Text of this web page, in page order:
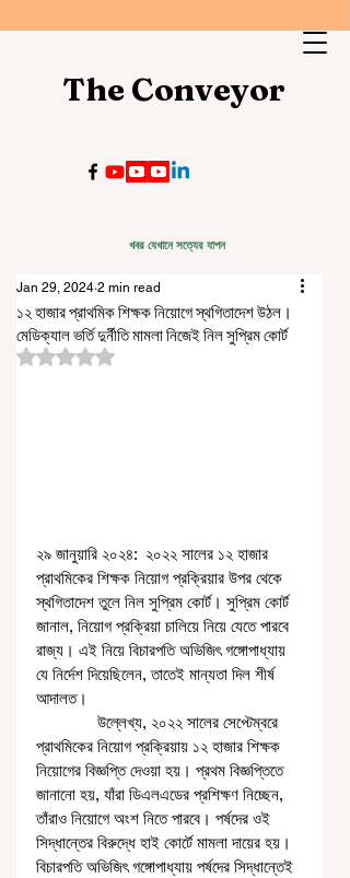
The Conveyor
খবর যেখানে সত্যের যাপন
১২ হাজার প্রাথমিক শিক্ষক নিয়োগে স্থগিতাদেশ উঠল।
মেডিক্যাল ভর্তি দুর্নীতি মামলা নিজেই নিল সুপ্রিম কোর্ট
Jan 29, 2024 2 min read
Rated NaN out of 5 stars.
২৯ জানুয়ারি ২০২৪:  ২০২২ সালের ১২ হাজার
প্রাথমিকের শিক্ষক নিয়োগ প্রক্রিয়ার উপর থেকে
স্থগিতাদেশ তুলে নিল সুপ্রিম কোর্ট। সুপ্রিম কোর্ট
জানাল, নিয়োগ প্রক্রিয়া চালিয়ে নিয়ে যেতে পারবে
রাজ্য। এই নিয়ে বিচারপতি অভিজিৎ গঙ্গোপাধ্যায়
যে নির্দেশ দিয়েছিলেন, তাতেই মান্যতা দিল শীর্ষ
আদালত।
প্রাথমিকের নিয়োগ প্রক্রিয়ায় ১২ হাজার শিক্ষক
নিয়োগের বিজ্ঞপ্তি দেওয়া হয়। প্রথম বিজ্ঞপ্তিতে
জানানো হয়, যাঁরা ডিএলএডের প্রশিক্ষণ নিচ্ছেন,
তাঁরাও নিয়োগে অংশ নিতে পারবে। পর্ষদের ওই
সিদ্ধান্তের বিরুদ্ধে হাই কোর্টে মামলা দায়ের হয়।
বিচারপতি অভিজিৎ গঙ্গোপাধ্যায় পর্ষদের সিদ্ধান্তেই